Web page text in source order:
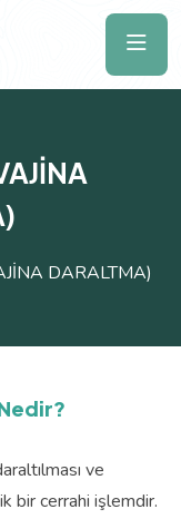
DARALTMA)
ve
bir cerrahi işlemdir.